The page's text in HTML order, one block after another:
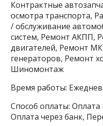
Контрактные
осмотра транспорта,
/ обслуживание
систем, Ремонт АКПП,
двигателей, Ремонт
генераторов, Ремонт
Шиномонтаж
Время работы:
Способ оплаты:
Оплата через банк,